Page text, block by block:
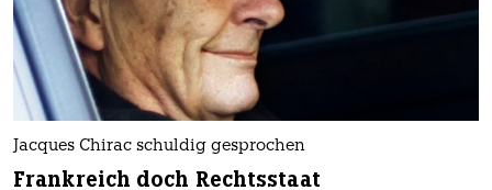
Jacques Chirac schuldig gesprochen
Frankreich doch Rechtsstaat